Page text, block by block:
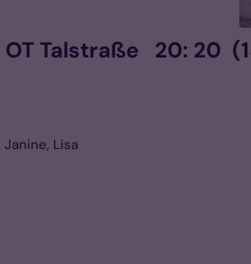
Talstraße 20: 20
Janine, Lisa